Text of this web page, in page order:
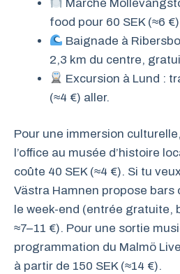
Marché
food pour 60 SEK (≈6
Baignade à
2,3 km du centre,
Excursion à Lund :
(≈4 €) aller.
Pour une immersion
l’office au musée d’histoire
coûte 40 SEK (≈4 €). Si tu
Västra Hamnen propose bars
le week-end (entrée gratuite,
≈7–11 €). Pour une sortie
programmation du Malmö
à partir de 150 SEK (≈14 €).